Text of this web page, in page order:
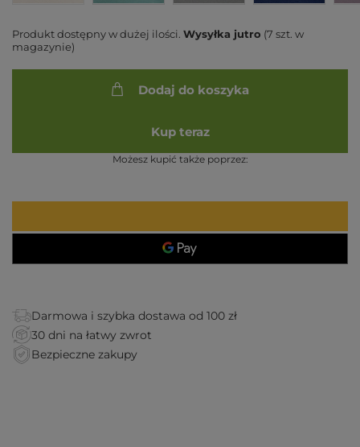
Produkt dostępny w dużej ilości Wysyłka jutro (7 szt. w
magazynie)
Dodaj do koszyka
Kup teraz
Możesz kupić także poprzez:
Darmowa i szybka dostawa od 100 zł
30 dni na łatwy zwrot
Bezpieczne zakupy